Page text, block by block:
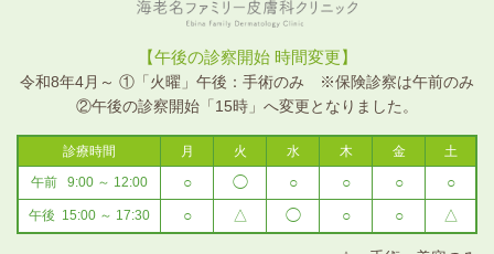
ック
【午後の診察開始 時間変更】
令和8年4月～ ①「火曜」午後：手術のみ ※保険診察は午前のみ
②午後の診察開始「15時」へ変更となりました。
診療時間 月 火 水 木 金
土
午前 9:00 ～ 12:00
○ ◯ ○ ○ ○ ○
午後 15:00 ～ 17:30 ○ △ ◯ ○ ○ △